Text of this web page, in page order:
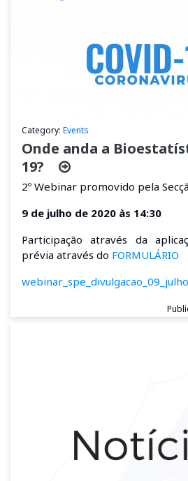
Category: Events
Onde anda a
19?
2º Webinar promovido pela
9 de julho de 2020 às 14:30
Participação através da
prévia através do FORMULÁRIO